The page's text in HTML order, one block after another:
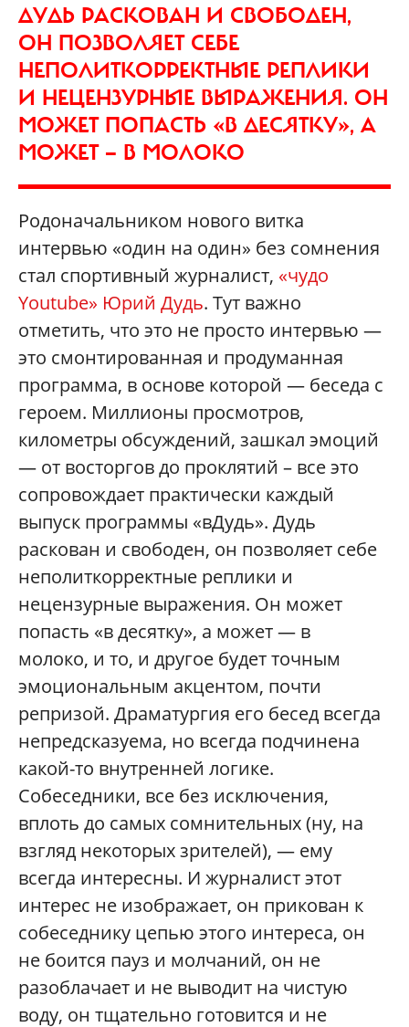
ДУДЬ РАСКОВАН И СВОБОДЕН,
ОН ПОЗВОЛЯЕТ СЕБЕ
НЕПОЛИТКОРРЕКТНЫЕ РЕПЛИКИ
И НЕЦЕНЗУРНЫЕ ВЫРАЖЕНИЯ. ОН
МОЖЕТ ПОПАСТЬ «В ДЕСЯТКУ», А
МОЖЕТ — В МОЛОКО
Родоначальником нового витка
интервью «один на один» без сомнения
стал спортивный журналист, «чудо
Youtube» Юрий Дудь. Тут важно
отметить, что это не просто интервью —
это смонтированная и продуманная
программа, в основе которой — беседа с
героем. Миллионы просмотров,
километры обсуждений, зашкал эмоций
— от восторгов до проклятий – все это
сопровождает практически каждый
выпуск программы «вДудь». Дудь
раскован и свободен, он позволяет себе
неполиткорректные реплики и
нецензурные выражения. Он может
попасть «в десятку», а может — в
молоко, и то, и другое будет точным
эмоциональным акцентом, почти
репризой. Драматургия его бесед всегда
непредсказуема, но всегда подчинена
какой-то внутренней логике.
Собеседники, все без исключения,
вплоть до самых сомнительных (ну, на
взгляд некоторых зрителей), — ему
всегда интересны. И журналист этот
интерес не изображает, он прикован к
собеседнику цепью этого интереса, он
не боится пауз и молчаний, он не
разоблачает и не выводит на чистую
воду, он тщательно готовится и не